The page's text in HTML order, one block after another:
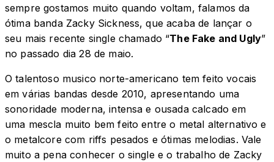
sempre gostamos muito quando voltam, falamos da
ótima banda Zacky Sickness, que acaba de lançar o
seu mais recente single chamado “The Fake and Ugly”
no passado dia 28 de maio.
O talentoso musico norte-americano tem feito vocais
em várias bandas desde 2010, apresentando uma
sonoridade moderna, intensa e ousada calcado em
uma mescla muito bem feito entre o metal alternativo e
o metalcore com riffs pesados e ótimas melodias. Vale
muito a pena conhecer o single e o trabalho de Zacky